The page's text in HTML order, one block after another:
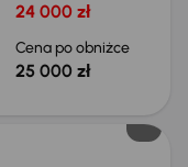
24 000 zł
Cena po obniżce
25 000 zł